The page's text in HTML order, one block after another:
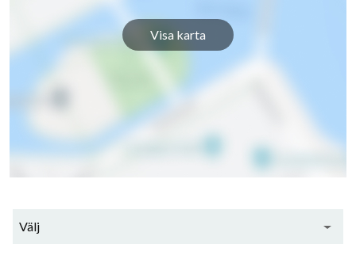
Visa karta
Välj